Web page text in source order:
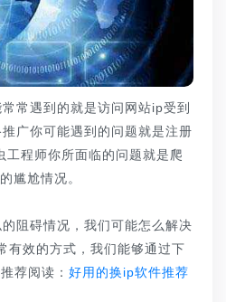
遇到的就是访问网站ip受到
广你可能遇到的问题就是注册
工程师你所面临的问题就是爬
尴尬情况。
碍情况，我们可能怎么解决
有效的方式，我们能够通过下
荐阅读： 好用的换ip软件推荐